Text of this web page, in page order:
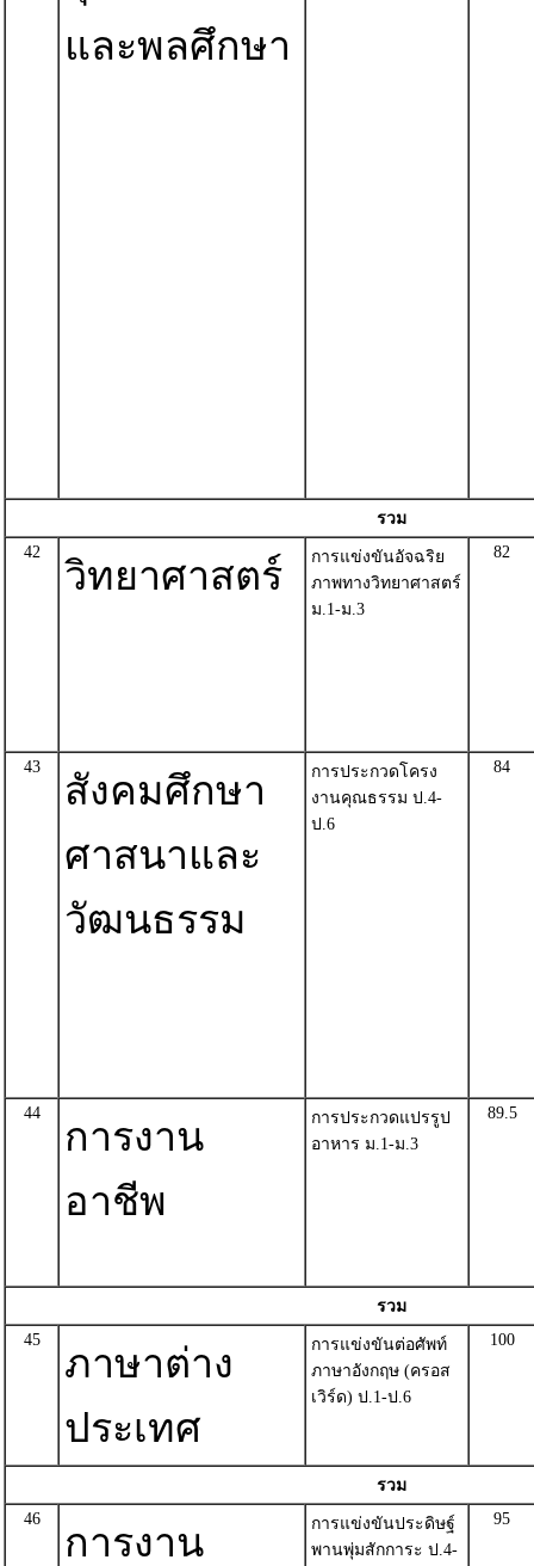
และพลศึกษา
รวม
42
วิทยาศาสตร์
การแข่งขันอัจฉริย
ภาพทางวิทยาศาสตร์
ม.1-ม.3
82
43
สังคมศึกษา
ศาสนาและ
วัฒนธรรม
การประกวดโครง
งานคุณธรรม ป.4-
ป.6
84
44
การงาน
อาชีพ
การประกวดแปรรูป
อาหาร ม.1-ม.3
89.5
รวม
45
ภาษาต่าง
ประเทศ
การแข่งขันต่อศัพท์
ภาษาอังกฤษ (ครอส
เวิร์ด) ป.1-ป.6
100
รวม
46
การงาน
การแข่งขันประดิษฐ์
พานพุ่มสักการะ ป.4-
95